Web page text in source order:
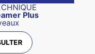
Plus